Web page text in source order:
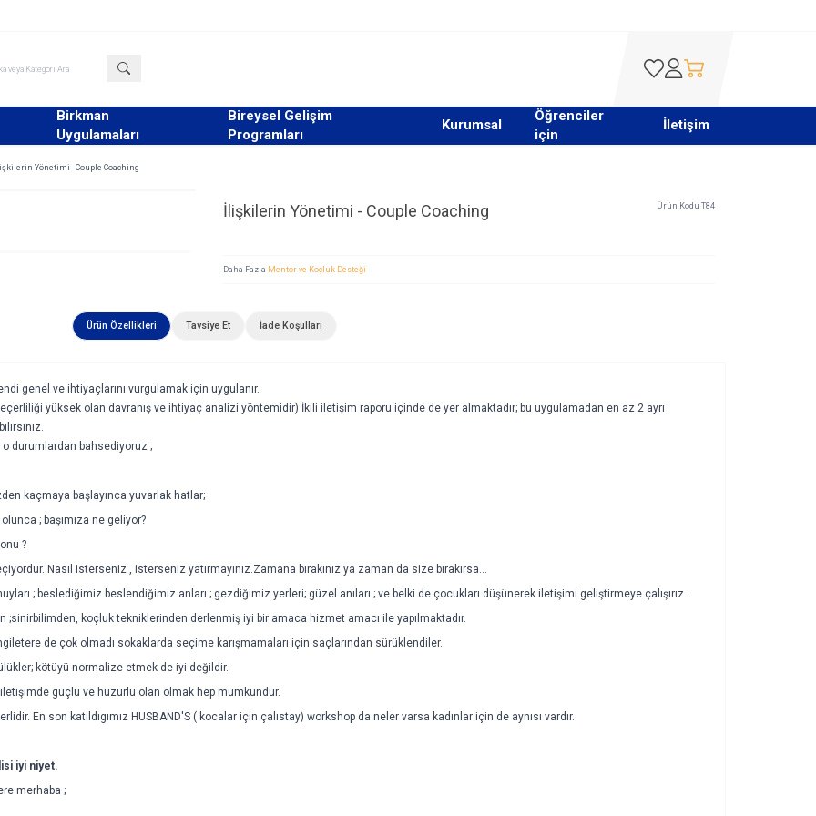
Favorilerim
Hesabım
Sepetim
Birkman
Uygulamaları
Bireysel Gelişim
Programları
Kurumsal
Öğrenciler
için
İletişim
Yönetimi - Couple Coaching
İlişkilerin Yönetimi - Couple Coaching Ürün Kodu T84
Daha Fazla Mentor ve Koçluk Desteği
Ürün Özellikleri Tavsiye Et İade Koşulları
genel ve ihtiyaçlarını vurgulamak için uygulanır.
yüksek olan davranış ve ihtiyaç analizi yöntemidir) İkili iletişim raporu içinde de yer almaktadır; bu uygulamadan en az 2 ayrı
durumlardan bahsediyoruz ;
kaçmaya başlayınca yuvarlak hatlar;
; başımıza ne geliyor?
?
Nasıl isterseniz , isterseniz yatırmayınız.Zamana bırakınız ya zaman da size bırakırsa...
; beslediğimiz beslendiğimiz anları ; gezdiğimiz yerleri; güzel anıları ; ve belki de çocukları düşünerek iletişimi geliştirmeye çalışırız.
koçluk tekniklerinden derlenmiş iyi bir amaca hizmet amacı ile yapılmaktadır.
de çok olmadı sokaklarda seçime karışmamaları için saçlarından sürüklendiler.
kötüyü normalize etmek de iyi değildir.
güçlü ve huzurlu olan olmak hep mümkündür.
En son katıldıgımız HUSBAND'S ( kocalar için çalıstay) workshop da neler varsa kadınlar için de aynısı vardır.
iyi niyet.
merhaba ;